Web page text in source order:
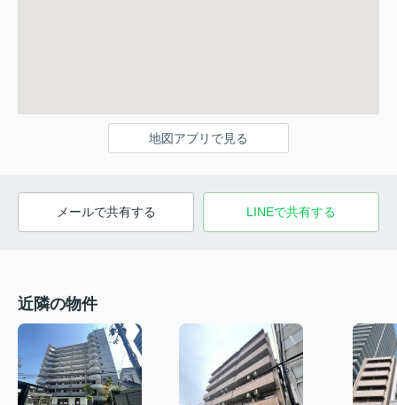
地図アプリで見る
メールで共有する LINEで共有する
近隣の物件